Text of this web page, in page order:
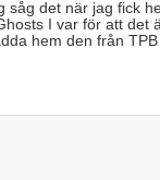
såg det när jag fick
I var för att det
hem den från